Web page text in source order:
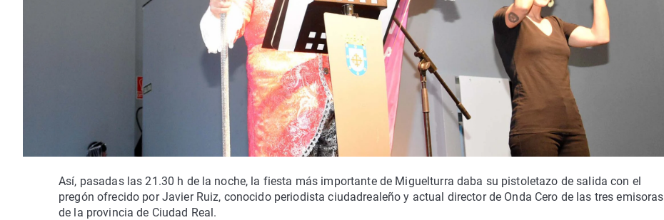
Así, pasadas las 21.30 h de la noche, la fiesta más importante de Miguelturra daba su pistoletazo de salida con el
pregón ofrecido por Javier Ruiz, conocido periodista ciudadrealeño y actual director de Onda Cero de las tres emisoras
de la provincia de Ciudad Real.